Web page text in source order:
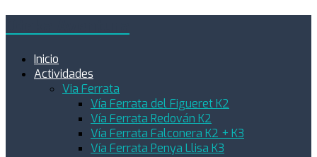
Inicio
Actividades
Via Ferrata
Vía Ferrata del Figueret K2
Vía Ferrata Redován K2
Vía Ferrata Falconera K2 + K3
Vía Ferrata Penya Llisa K3